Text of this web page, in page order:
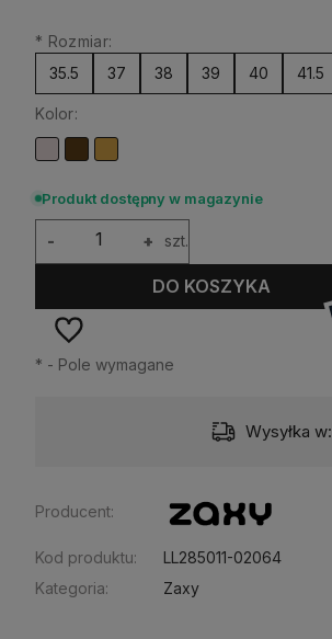
* Rozmiar:
35.5
37 38 39 40 41.5
Kolor:
Produkt dostępny w magazynie
+
- szt.
DO KOSZYKA
* - Pole wymagane
Wysyłka w:
Producent:
Kod produktu:
LL285011-02064
Kategoria:
Zaxy